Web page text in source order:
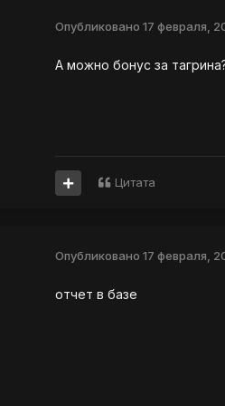
Опубликовано 17 февраля,
А можно бонус за
Цитата
Опубликовано 17 февраля,
отчет в базе